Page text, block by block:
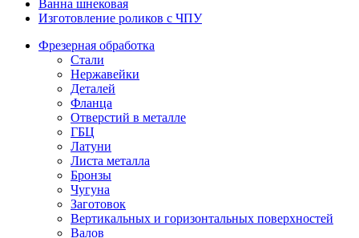
Ванна шнековая
Изготовление роликов с ЧПУ
Фрезерная обработка
Стали
Нержавейки
Деталей
Фланца
Отверстий в металле
ГБЦ
Латуни
Листа металла
Бронзы
Чугуна
Заготовок
Вертикальных и горизонтальных поверхностей
Валов